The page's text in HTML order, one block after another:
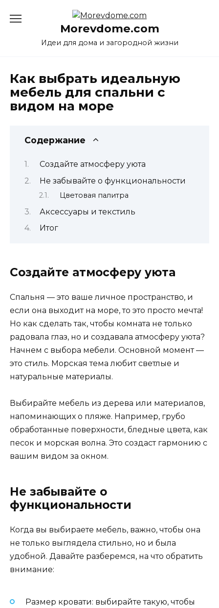
Morevdome.com
Идеи для дома и загородной жизни
Как выбрать идеальную
мебель для спальни с
видом на море
Содержание
Создайте атмосферу уюта
Не забывайте о функциональности
Цветовая палитра
Аксессуары и текстиль
Итог
Создайте атмосферу уюта
Спальня — это ваше личное пространство, и
если она выходит на море, то это просто мечта!
Но как сделать так, чтобы комната не только
радовала глаз, но и создавала атмосферу уюта?
Начнем с выбора мебели. Основной момент —
это стиль. Морская тема любит светлые и
натуральные материалы.
Выбирайте мебель из дерева или материалов,
напоминающих о пляже. Например, грубо
обработанные поверхности, бледные цвета, как
песок и морская волна. Это создаст гармонию с
вашим видом за окном.
Не забывайте о
функциональности
Когда вы выбираете мебель, важно, чтобы она
не только выглядела стильно, но и была
удобной. Давайте разберемся, на что обратить
внимание:
Размер кровати: выбирайте такую, чтобы